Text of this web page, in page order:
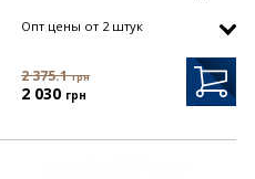
Опт цены от 2 штук
2 375.1 грн
2 030 грн